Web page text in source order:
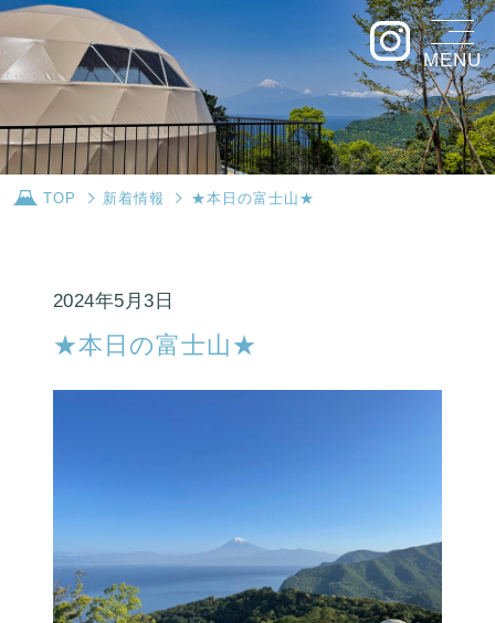
MENU
TOP 新着情報 ★本日の富士山★
2024年5月3日
★本日の富士山★